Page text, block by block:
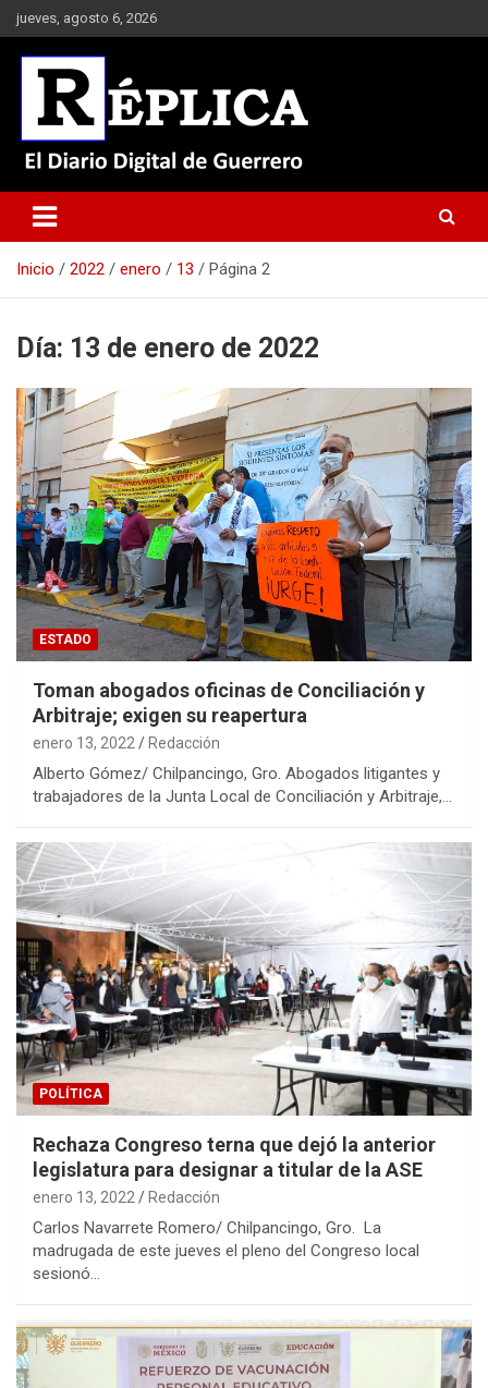
Saltar
al
contenido
jueves, agosto 6, 2026
Réplica
Inicio 2022 enero 13 Página 2
Día: 13 de enero de 2022
ESTADO
Toman abogados oficinas de Conciliación y
Arbitraje; exigen su reapertura
enero 13, 2022 Redacción
Alberto Gómez/ Chilpancingo, Gro. Abogados litigantes y
trabajadores de la Junta Local de Conciliación y Arbitraje,…
POLÍTICA
Rechaza Congreso terna que dejó la anterior
legislatura para designar a titular de la ASE
enero 13, 2022 Redacción
Carlos Navarrete Romero/ Chilpancingo, Gro. La
madrugada de este jueves el pleno del Congreso local
sesionó…